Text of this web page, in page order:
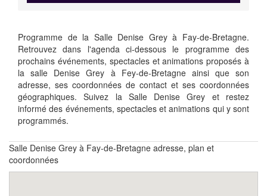
Programme de la Salle Denise Grey à Fay-de-Bretagne.
Retrouvez dans l'agenda ci-dessous le programme des
prochains événements, spectacles et animations proposés à
la salle Denise Grey à Fey-de-Bretagne ainsi que son
adresse, ses coordonnées de contact et ses coordonnées
géographiques. Suivez la Salle Denise Grey et restez
informé des événements, spectacles et animations qui y sont
programmés.
Salle Denise Grey à Fay-de-Bretagne adresse, plan et
coordonnées